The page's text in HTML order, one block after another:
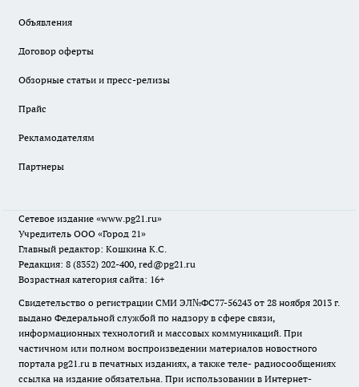
Объявления
Договор оферты
Обзорные статьи и пресс-релизы
Прайс
Рекламодателям
Партнеры
Сетевое издание «www.pg21.ru»
Учредитель ООО «Город 21»
Главный редактор: Кошкина К.С.
Редакция: 8 (8352) 202-400, red@pg21.ru
Возрастная категория сайта: 16+
Свидетельство о регистрации СМИ ЭЛ№ФС77-56243 от 28 ноября 2013 г.
выдано Федеральной службой по надзору в сфере связи,
информационных технологий и массовых коммуникаций. При
частичном или полном воспроизведении материалов новостного
портала pg21.ru в печатных изданиях, а также теле- радиосообщениях
ссылка на издание обязательна. При использовании в Интернет-